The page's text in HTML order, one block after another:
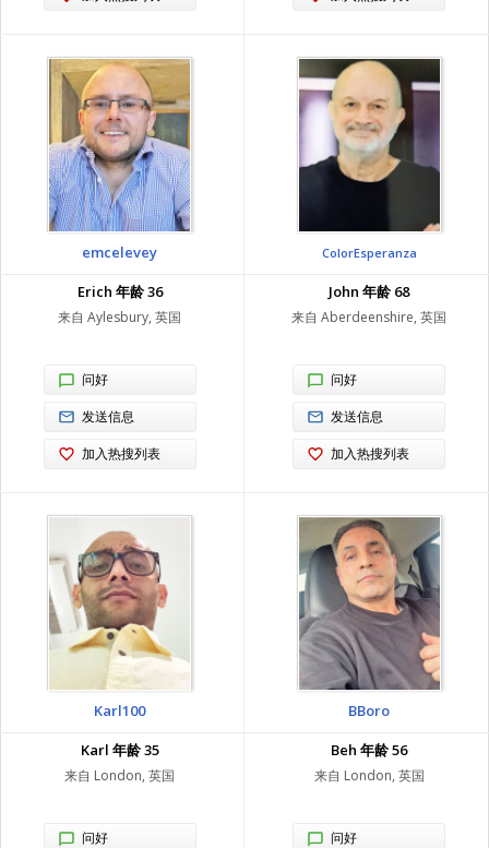
emcelevey
Erich 年龄 36
来自 Aylesbury, 英国
问好
发送信息
加入热搜列表
ColorEsperanza
John 年龄 68
来自 Aberdeenshire, 英国
问好
发送信息
加入热搜列表
Karl100
Karl 年龄 35
来自 London, 英国
问好
BBoro
Beh 年龄 56
来自 London, 英国
问好